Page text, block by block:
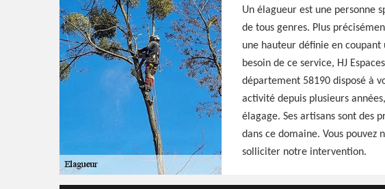
Voir Nos Realisations Contactez-Nous!
Un élagueur est une personne
de tous genres. Plus
une hauteur définie en coupant
besoin de ce service, HJ
département 58190 disposé à
activité depuis plusieurs
élagage. Ses artisans sont des
dans ce domaine. Vous
solliciter notre intervention.